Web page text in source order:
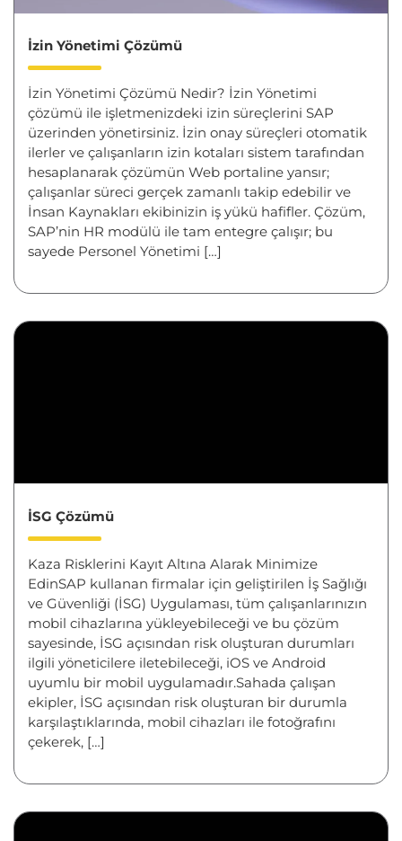
İzin Yönetimi Çözümü
İzin Yönetimi Çözümü Nedir? İzin Yönetimi
çözümü ile işletmenizdeki izin süreçlerini SAP
üzerinden yönetirsiniz. İzin onay süreçleri otomatik
ilerler ve çalışanların izin kotaları sistem tarafından
hesaplanarak çözümün Web portaline yansır;
çalışanlar süreci gerçek zamanlı takip edebilir ve
İnsan Kaynakları ekibinizin iş yükü hafifler. Çözüm,
SAP’nin HR modülü ile tam entegre çalışır; bu
sayede Personel Yönetimi […]
İSG Çözümü
Kaza Risklerini Kayıt Altına Alarak Minimize
EdinSAP kullanan firmalar için geliştirilen İş Sağlığı
ve Güvenliği (İSG) Uygulaması, tüm çalışanlarınızın
mobil cihazlarına yükleyebileceği ve bu çözüm
sayesinde, İSG açısından risk oluşturan durumları
ilgili yöneticilere iletebileceği, iOS ve Android
uyumlu bir mobil uygulamadır.Sahada çalışan
ekipler, İSG açısından risk oluşturan bir durumla
karşılaştıklarında, mobil cihazları ile fotoğrafını
çekerek, […]